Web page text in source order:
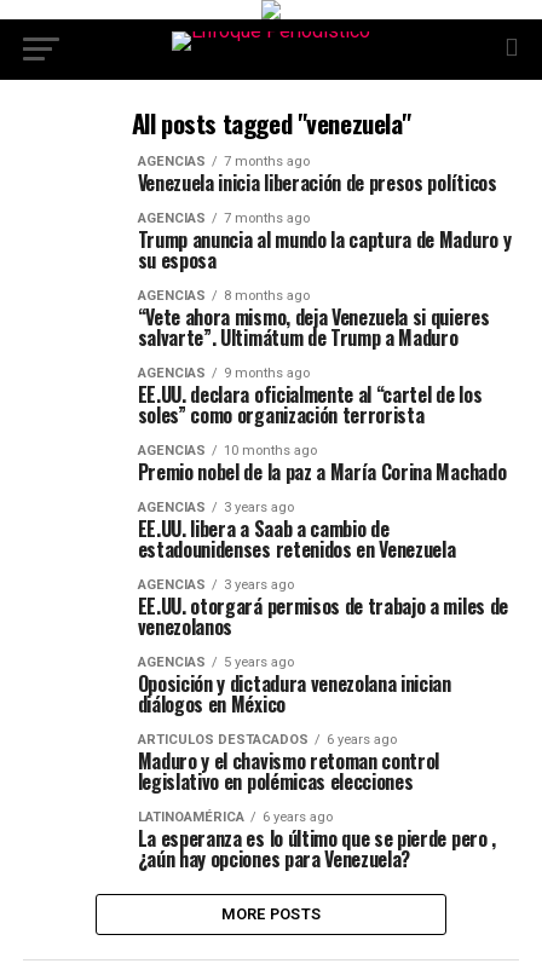
All posts tagged "venezuela"
AGENCIAS 7 months ago
Venezuela inicia liberación de presos políticos
AGENCIAS 7 months ago
Trump anuncia al mundo la captura de Maduro y
su esposa
AGENCIAS 8 months ago
“Vete ahora mismo, deja Venezuela si quieres
salvarte”. Ultimátum de Trump a Maduro
AGENCIAS 9 months ago
EE.UU. declara oficialmente al “cartel de los
soles” como organización terrorista
AGENCIAS 10 months ago
Premio nobel de la paz a María Corina Machado
AGENCIAS 3 years ago
EE.UU. libera a Saab a cambio de
estadounidenses retenidos en Venezuela
AGENCIAS 3 years ago
EE.UU. otorgará permisos de trabajo a miles de
venezolanos
AGENCIAS 5 years ago
Oposición y dictadura venezolana inician
diálogos en México
ARTICULOS DESTACADOS 6 years ago
Maduro y el chavismo retoman control
legislativo en polémicas elecciones
LATINOAMÉRICA 6 years ago
La esperanza es lo último que se pierde pero ,
¿aún hay opciones para Venezuela?
MORE POSTS